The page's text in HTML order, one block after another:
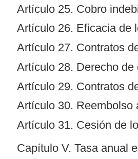
Artículo 25. Cobro
Artículo 26. Eficacia de
Artículo 27. Contratos
Artículo 28. Derecho de
Artículo 29. Contratos
Artículo 30. Reembolso
Artículo 31. Cesión de
Capítulo V. Tasa anual